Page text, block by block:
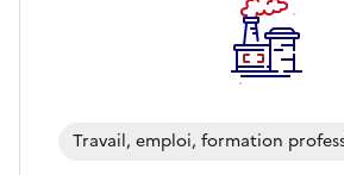
Travail, emploi, formation